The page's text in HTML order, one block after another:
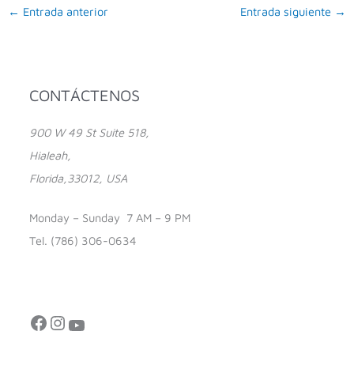
← Entrada anterior Entrada siguiente →
CONTÁCTENOS
900 W 49 St Suite 518,
Hialeah,
Florida,33012, USA
Monday – Sunday 7 AM – 9 PM
Tel. (786) 306-0634
Facebook InstagramYouTube